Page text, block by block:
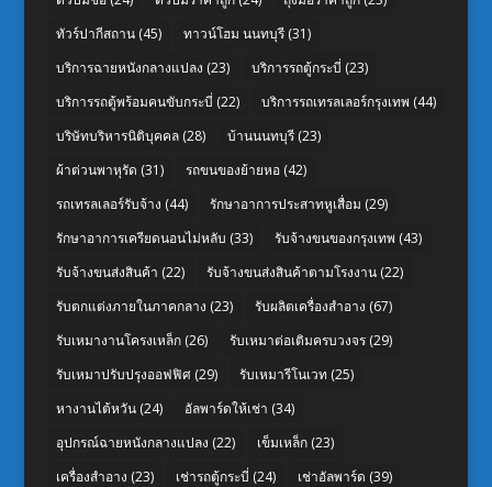
ทัวร์ปากีสถาน(45) ทาวน์โฮม นนทบุรี(31)
บริการฉายหนังกลางแปลง (23) บริการรถตู้กระบี่ (23)
บริการรถตู้พร้อมคนขับกระบี่ (22) บริการรถเทรลเลอร์กรุงเทพ (44)
บริษัทบริหารนิติบุคคล(28) บ้านนนทบุรี(23)
ผ้าต่วนพาหุรัด (31) รถขนของย้ายหอ(42)
รถเทรลเลอร์รับจ้าง (44) รักษาอาการประสาทหูเสื่อม (29)
รักษาอาการเครียดนอนไม่หลับ (33) รับจ้างขนของกรุงเทพ (43)
รับจ้างขนส่งสินค้า (22) รับจ้างขนส่งสินค้าตามโรงงาน(22)
รับตกแต่งภายในภาคกลาง (23) รับผลิตเครื่องสำอาง (67)
รับเหมางานโครงเหล็ก(26) รับเหมาต่อเติมครบวงจร(29)
รับเหมาปรับปรุงออฟฟิศ(29) รับเหมารีโนเวท (25)
หางานไต้หวัน(24) อัลพาร์ดให้เช่า (34)
อุปกรณ์ฉายหนังกลางแปลง (22) เข็มเหล็ก(23)
เครื่องสำอาง (23) เช่ารถตู้กระบี่ (24) เช่าอัลพาร์ด (39)